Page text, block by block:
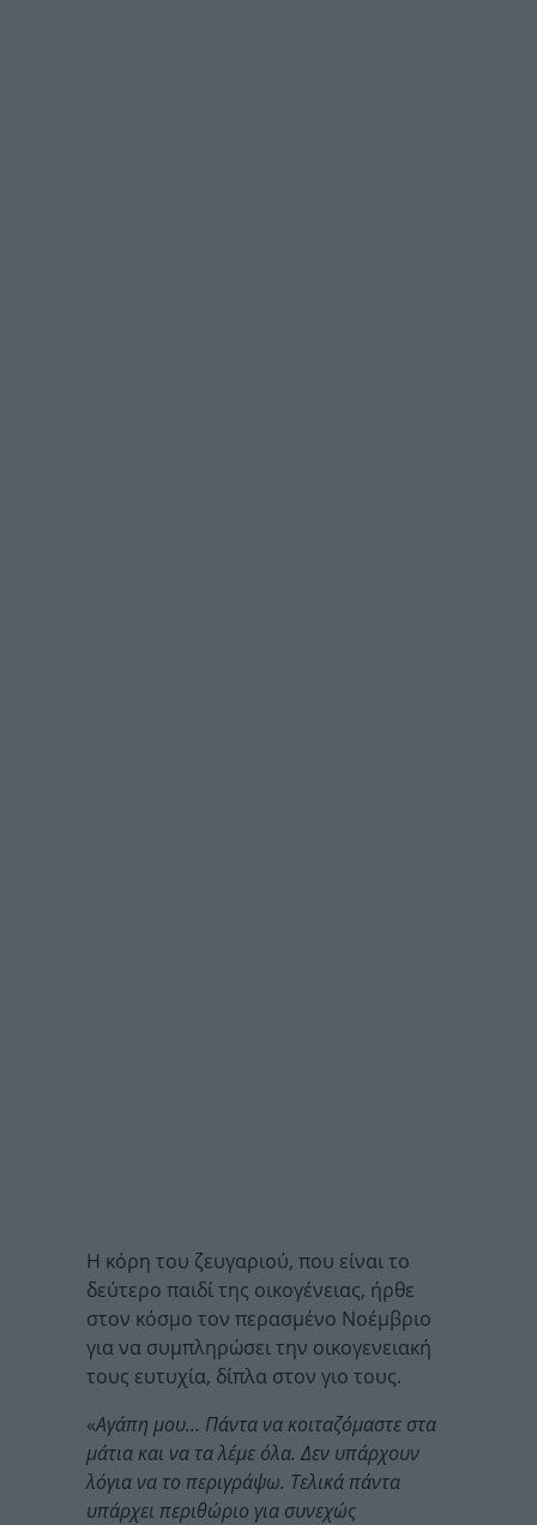
Η κόρη του ζευγαριού, που είναι το
δεύτερο παιδί της οικογένειας, ήρθε
στον κόσμο τον περασμένο Νοέμβριο
για να συμπληρώσει την οικογενειακή
τους ευτυχία, δίπλα στον γιο τους.
«Αγάπη μου… Πάντα να κοιταζόμαστε στα
μάτια και να τα λέμε όλα. Δεν υπάρχουν
λόγια να το περιγράψω. Τελικά πάντα
υπάρχει περιθώριο για συνεχώς